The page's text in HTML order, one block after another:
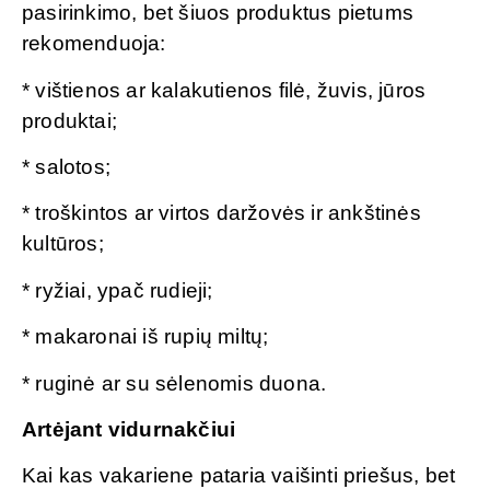
pasirinkimo, bet šiuos produktus pietums
rekomenduoja:
* vištienos ar kalakutienos filė, žuvis, jūros
produktai;
* salotos;
* troškintos ar virtos daržovės ir ankštinės
kultūros;
* ryžiai, ypač rudieji;
* makaronai iš rupių miltų;
* ruginė ar su sėlenomis duona.
Artėjant vidurnakčiui
Kai kas vakariene pataria vaišinti priešus, bet